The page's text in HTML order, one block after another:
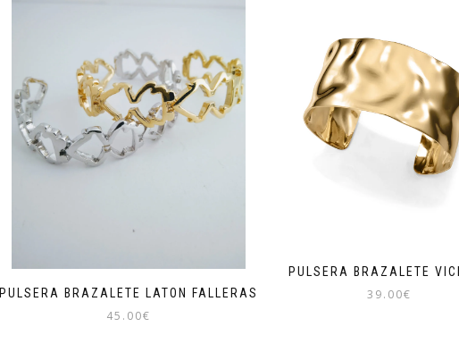
PULSERA BRAZALETE LATON FALLERAS
45.00€
PULSERA BRAZALETE
39.00€